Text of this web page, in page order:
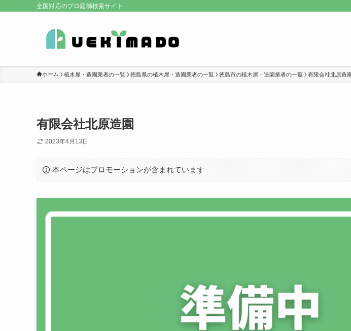
全国対応のプロ庭師検索サイト
ホーム 植木屋・造園業者の一覧 徳島県の植木屋・造園業者の一覧 徳島市の植木屋・造園業者の一覧 有限会社北原造園
有限会社北原造園
2023年4月13日
本ページはプロモーションが含まれています